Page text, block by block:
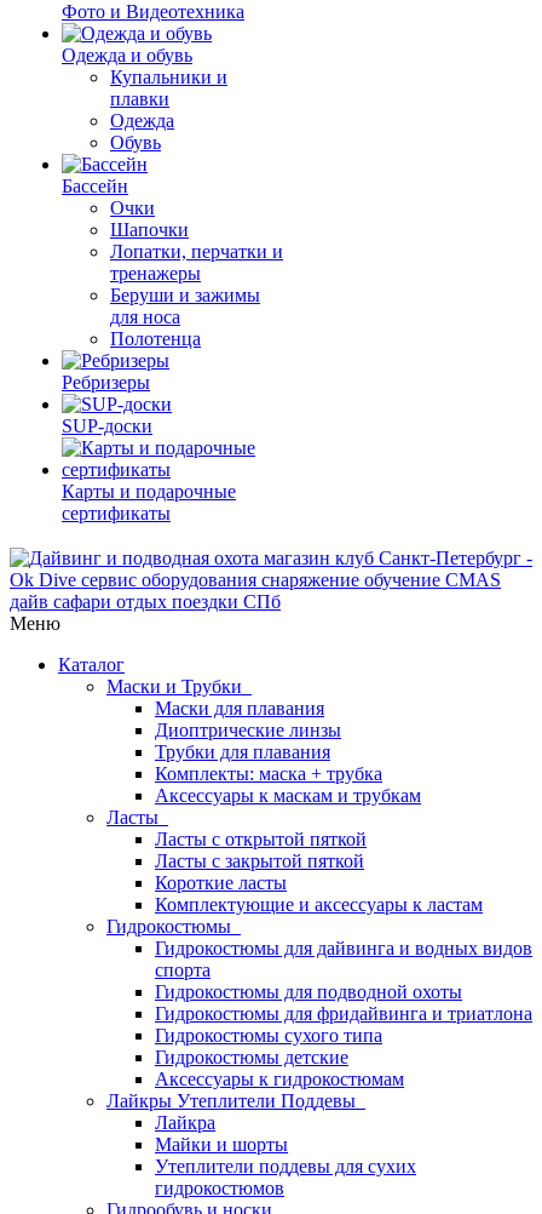
Фото и Видеотехника
Одежда и обувь
Купальники и
плавки
Одежда
Обувь
Бассейн
Очки
Шапочки
Лопатки, перчатки и
тренажеры
Беруши и зажимы
для носа
Полотенца
Ребризеры
SUP-доски
Карты и подарочные
сертификаты
Меню
Каталог
Маски и Трубки
Маски для плавания
Диоптрические линзы
Трубки для плавания
Комплекты: маска + трубка
Аксессуары к маскам и трубкам
Ласты
Ласты с открытой пяткой
Ласты с закрытой пяткой
Короткие ласты
Комплектующие и аксессуары к ластам
Гидрокостюмы
Гидрокостюмы для дайвинга и водных видов
спорта
Гидрокостюмы для подводной охоты
Гидрокостюмы для фридайвинга и триатлона
Гидрокостюмы сухого типа
Гидрокостюмы детские
Аксессуары к гидрокостюмам
Лайкры Утеплители Поддевы
Лайкра
Майки и шорты
Утеплители поддевы для сухих
гидрокостюмов
Гидрообувь и носки